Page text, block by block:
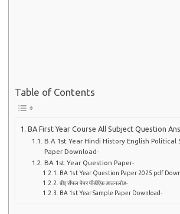
Table of Contents
BA First Year Course All Subject Question
B.A 1st Year Hindi History English Political
Paper Download-
BA 1st Year Question Paper-
BA 1st Year Question Paper 2025 pdf
बीए सैंपल पेपर पीडीऍफ़ डाउनलोड-
BA 1st Year Sample Paper Download-